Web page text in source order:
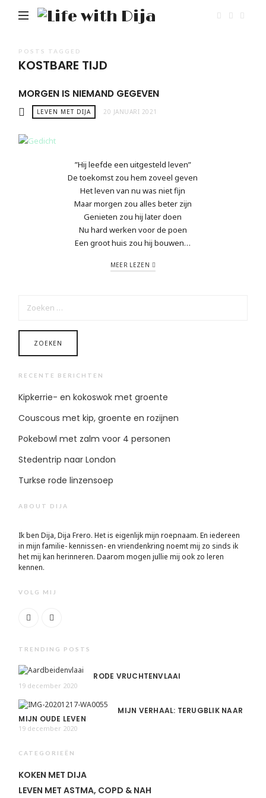
POSTS TAGGED
KOSTBARE TIJD
MORGEN IS NIEMAND GEGEVEN
LEVEN MET DIJA 20 JANUARI 2021
”Hij leefde een uitgesteld leven”
De toekomst zou hem zoveel geven
Het leven van nu was niet fijn
Maar morgen zou alles beter zijn
Genieten zou hij later doen
Nu hard werken voor de poen
Een groot huis zou hij bouwen…
MEER LEZEN
NAAR:
RECENTE BERICHTEN
Kipkerrie- en kokoswok met groente
Couscous met kip, groente en rozijnen
Pokebowl met zalm voor 4 personen
Stedentrip naar London
Turkse rode linzensoep
ABOUT DIJA
Ik ben Dija, Dija Frero. Het is eigenlijk mijn roepnaam. En iedereen
in mijn familie- kennissen- en vriendenkring noemt mij zo sinds ik
het mij kan herinneren. Daarom mogen jullie mij ook zo leren
kennen.
VOLG MIJ
TRENDING POSTS
RODE VRUCHTENVLAAI
19 december 2020
MIJN VERHAAL: TERUGBLIK NAAR
MIJN OUDE LEVEN
19 december 2020
CATEGORIEËN
KOKEN MET DIJA
LEVEN MET ASTMA, COPD & NAH